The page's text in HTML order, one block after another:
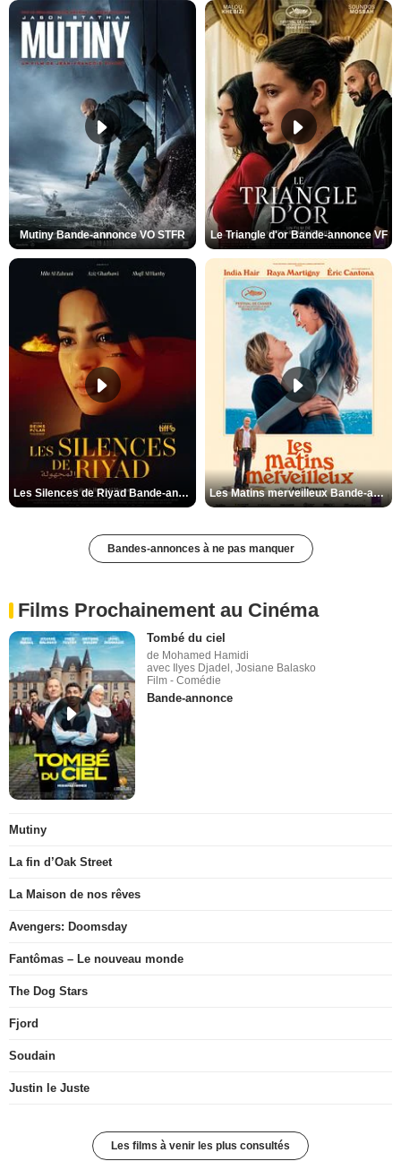
Mutiny Bande-annonce VO STFR Le Triangle d'or Bande-annonce VF
Les Silences de Riyad Bande-annonce VO STFR Les Matins merveilleux Bande-annonce VF
Bandes-annonces à ne pas manquer
Films Prochainement au Cinéma
Tombé du ciel
de Mohamed Hamidi
avec Ilyes Djadel, Josiane Balasko
Film - Comédie
Bande-annonce
Mutiny
La fin d’Oak Street
La Maison de nos rêves
Avengers: Doomsday
Fantômas – Le nouveau monde
The Dog Stars
Fjord
Soudain
Justin le Juste
Les films à venir les plus consultés